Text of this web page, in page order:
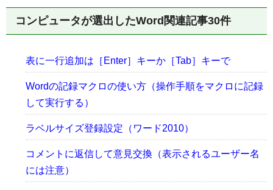
コンピュータが選出したWord関連記事30件
表に一行追加は［Enter］キーか［Tab］キーで
Wordの記録マクロの使い方（操作手順をマクロに記録
して実行する）
ラベルサイズ登録設定（ワード2010）
コメントに返信して意見交換（表示されるユーザー名
には注意）